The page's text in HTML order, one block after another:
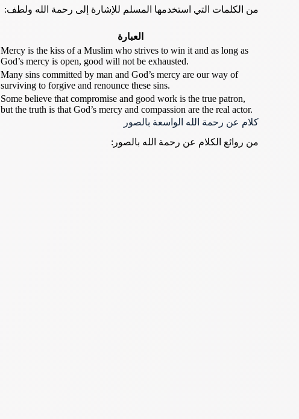
:من الكلمات التي استخدمها المسلم للإشارة إلى رحمة الله ولطف
العبارة
Mercy is the kiss of a Muslim who strives to win it and as long as
God’s mercy is open, good will not be exhausted.
Many sins committed by man and God’s mercy are our way of
surviving to forgive and renounce these sins.
Some believe that compromise and good work is the true patron,
but the truth is that God’s mercy and compassion are the real actor.
كلام عن رحمة الله الواسعة بالصور
من روائع الكلام عن رحمة الله بالصور: